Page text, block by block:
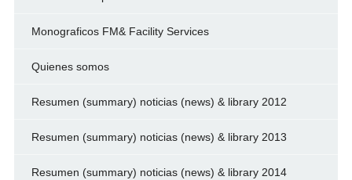
Monograficos FM& Facility Services
Quienes somos
Resumen (summary) noticias (news) & library 2012
Resumen (summary) noticias (news) & library 2013
Resumen (summary) noticias (news) & library 2014